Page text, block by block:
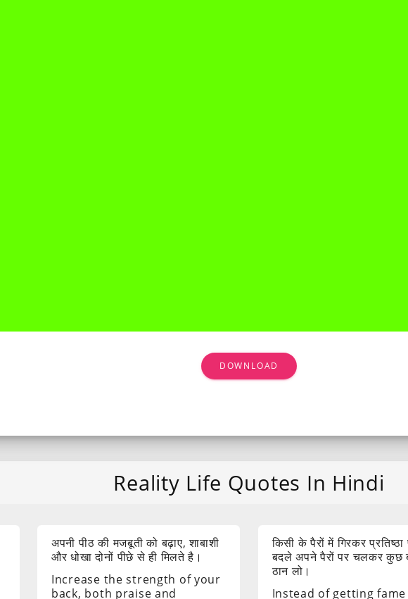
DOWNLOAD
Reality Life Quotes In Hindi
अपनी पीठ की मजबूती को बढ़ाए, शाबाशी
और धोखा दोनों पीछे से ही मिलते है।
Increase the strength of your
back, both praise and
किसी के पैरों में गिरकर
बदले अपने पैरों पर चलकर कुछ
ठान लो।
Instead of getting